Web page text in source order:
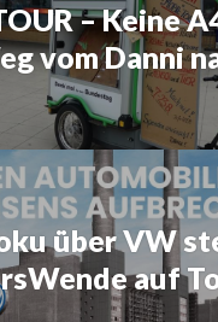
– Keine
vom Danni
über VW
auf